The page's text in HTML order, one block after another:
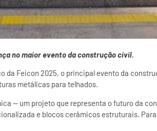
no maior evento da construção civil.
da Feicon 2025, o principal evento da
metálicas para telhados.
— um projeto que representa o futuro da
e blocos cerâmicos estruturais.